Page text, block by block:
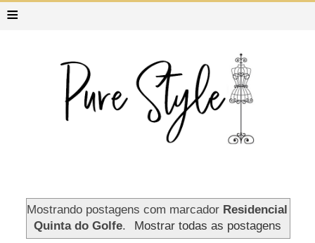
≡
Mostrando postagens com marcador Residencial
Quinta do Golfe. Mostrar todas as postagens